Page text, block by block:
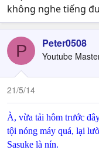
không nghe tiếng
P Peter0508
Youtube
21/5/14
À, vừa tải hôm trước
tội nóng máy quá, lại
Sasuke là nín.